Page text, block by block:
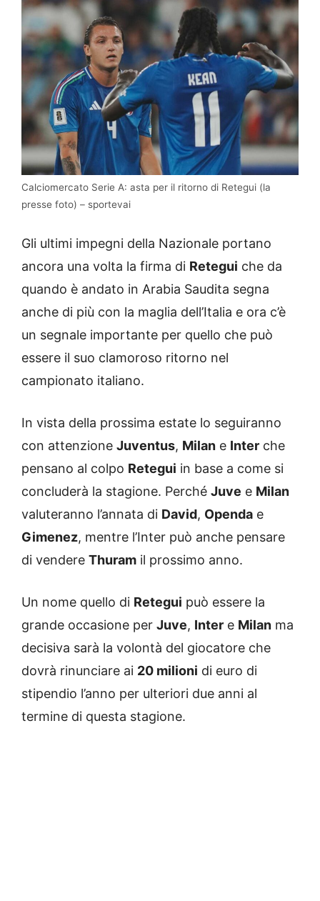
Calciomercato Serie A: asta per il ritorno di Retegui (la
presse foto) – sportevai
Gli ultimi impegni della Nazionale portano
ancora una volta la firma di Retegui che da
quando è andato in Arabia Saudita segna
anche di più con la maglia dell’Italia e ora c’è
un segnale importante per quello che può
essere il suo clamoroso ritorno nel
campionato italiano.
In vista della prossima estate lo seguiranno
con attenzione Juventus, Milan e Inter che
pensano al colpo Retegui in base a come si
concluderà la stagione. Perché Juve e Milan
valuteranno l’annata di David, Openda e
Gimenez, mentre l’Inter può anche pensare
di vendere Thuram il prossimo anno.
Un nome quello di Retegui può essere la
grande occasione per Juve, Inter e Milan ma
decisiva sarà la volontà del giocatore che
dovrà rinunciare ai 20 milioni di euro di
stipendio l’anno per ulteriori due anni al
termine di questa stagione.